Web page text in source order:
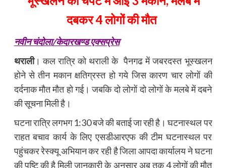
दबकर 4 लोगों की मौत
नवीन चंदोला/केदारखण्ड एक्सप्रेस
थराली। कल रात्रि को थराली के पैनगढ में जबरदस्त भूस्खलन
होने से तीन मकान क्षतिग्रस्त हो गये जिस कारण चार लोगों की
दर्दनाक मौत मौत हो गई। जबकि दो लोगों दो लोगों के मलबे में दबने
की सूचना मिली है।
घटना रात्रि लगभग 1:30 बजे की बताई जा रही है। घटनास्थल पर
राहत बचाव कार्य के लिए एसडीआरएफ की टीम घटनास्थल पर
पहुंचकर रेस्क्यू अभियान कर रही है जिला आपदा कार्यालय ने घटना
की पुष्टि की है मिली जानकारी के अनुसार अब तक 4 लोगों की मौत